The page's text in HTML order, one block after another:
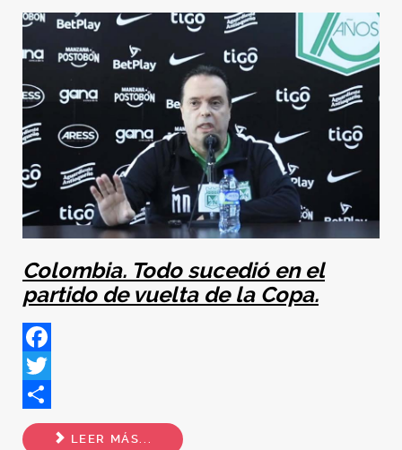
Colombia. Todo sucedió en el
partido de vuelta de la Copa.
Facebook
Twitter
Share
LEER MÁS...